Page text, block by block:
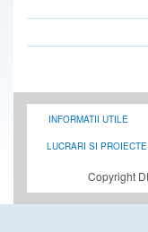
INFORMATII UTILE
LUCRARI SI
Copyright